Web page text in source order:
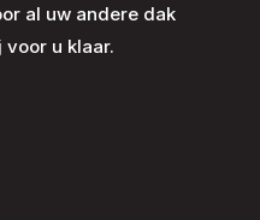
al uw andere dak
u klaar.